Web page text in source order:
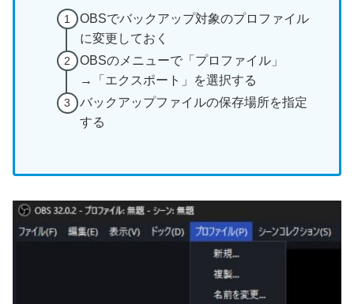
OBSでバックアップ対象のプロファイル
に変更しておく
OBSのメニューで「プロファイル」
→「エクスポート」を選択する
バックアップファイルの保存場所を指定
する